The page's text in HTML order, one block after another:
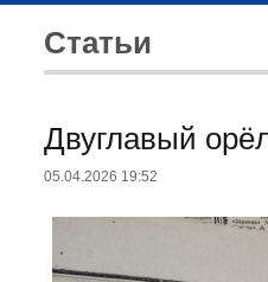
Статьи
Двуглавый
05.04.2026 19:52